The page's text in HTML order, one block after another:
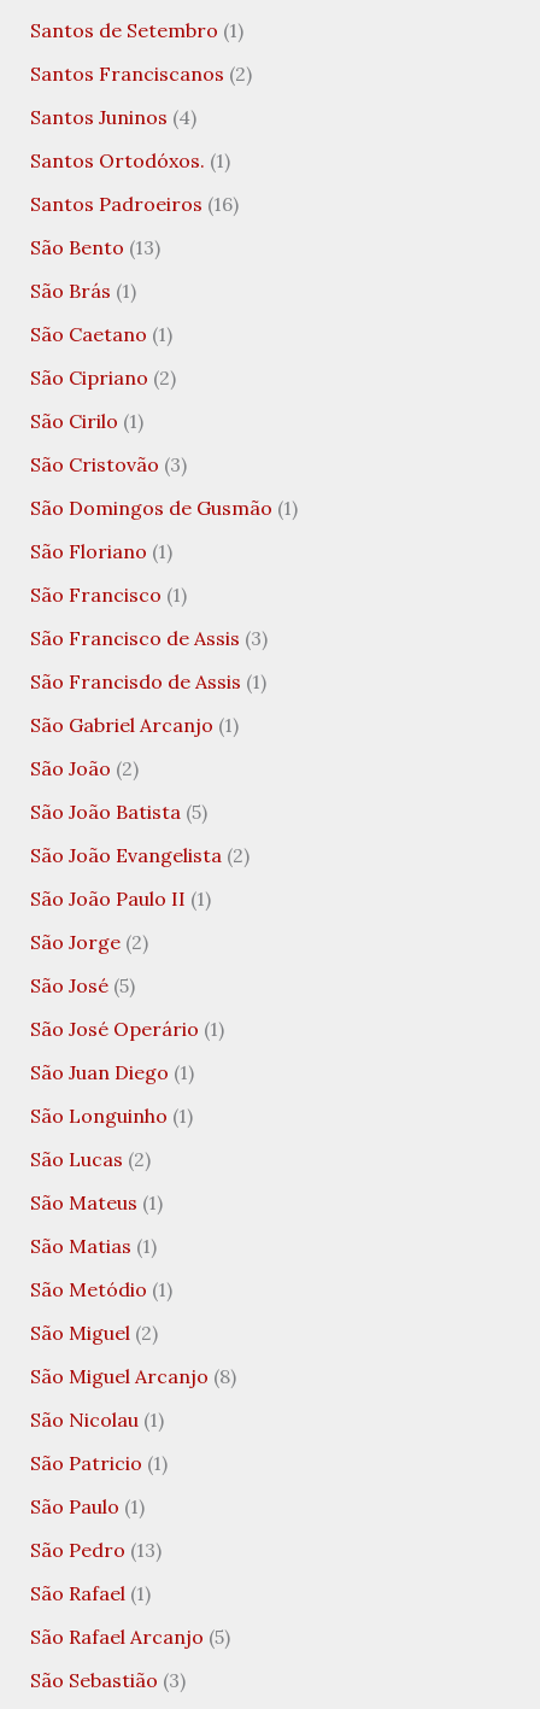
Santos de Setembro (1)
Santos Franciscanos (2)
Santos Juninos (4)
Santos Ortodóxos. (1)
Santos Padroeiros (16)
São Bento (13)
São Brás (1)
São Caetano (1)
São Cipriano (2)
São Cirilo (1)
São Cristovão (3)
São Domingos de Gusmão (1)
São Floriano (1)
São Francisco (1)
São Francisco de Assis (3)
São Francisdo de Assis (1)
São Gabriel Arcanjo (1)
São João (2)
São João Batista (5)
São João Evangelista (2)
São João Paulo II (1)
São Jorge(2)
São José(5)
São José Operário (1)
São Juan Diego (1)
São Longuinho (1)
São Lucas (2)
São Mateus (1)
São Matias (1)
São Metódio (1)
São Miguel (2)
São Miguel Arcanjo (8)
São Nicolau (1)
São Patricio (1)
São Paulo (1)
São Pedro (13)
São Rafael (1)
São Rafael Arcanjo (5)
São Sebastião (3)